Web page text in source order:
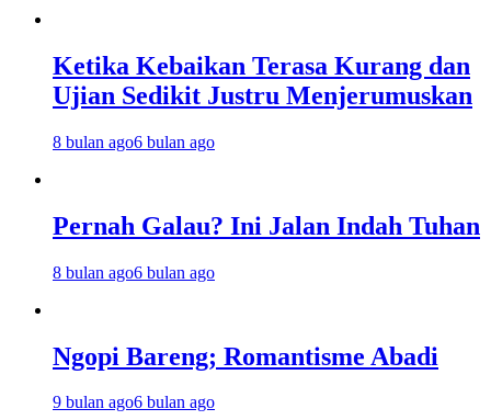
Ketika Kebaikan Terasa Kurang dan
Ujian Sedikit Justru Menjerumuskan
8 bulan ago6 bulan ago
Pernah Galau? Ini Jalan Indah Tuhan
8 bulan ago6 bulan ago
Ngopi Bareng; Romantisme Abadi
9 bulan ago6 bulan ago